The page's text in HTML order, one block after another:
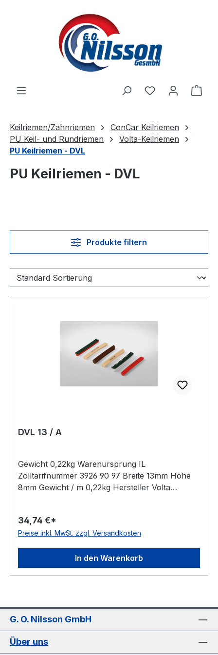
Zum Hauptinhalt springen
Keilriemen/Zahnriemen
ConCar Keilriemen
PU Keil- und Rundriemen
Volta-Keilriemen
PU Keilriemen - DVL
PU Keilriemen - DVL
Produkte filtern
DVL 13 / A
Gewicht 0,22kg Warenursprung IL
Zolltarifnummer 3926 90 97 Breite 13mm Höhe
8mm Gewicht / m 0,22kg Hersteller Volta
FDA-Zulassung ja Zugstrang nein Shorehärte
80° Shore A
34,74 €*
Preise inkl. MwSt. zzgl. Versandkosten
In den Warenkorb
G. O. Nilsson GmbH
Über uns